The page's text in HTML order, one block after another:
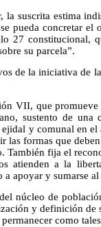
la suscrita estima
pueda concretar
27 constitucional,
su parcela”.
de la iniciativa de
VII, que
sustento de
y comunal en
las formas que
También fija el
atienden a la
a apoyar y sumarse
núcleo de
y definición
como